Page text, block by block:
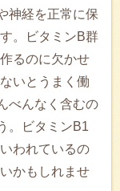
神経を正常に保
。ビタミンB群
るのに欠かせ
いとうまく働
べんなく含むの
。ビタミンB1
われているの
かもしれませ